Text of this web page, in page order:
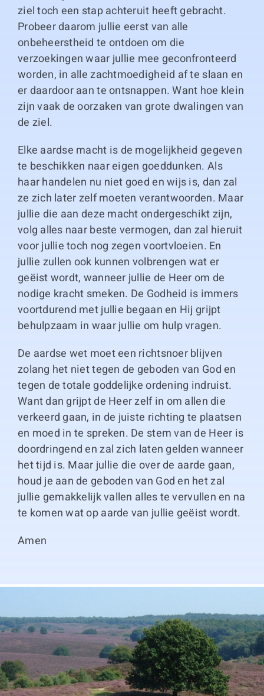
ziel toch een stap achteruit heeft gebracht.
Probeer daarom jullie eerst van alle
onbeheerstheid te ontdoen om die
verzoekingen waar jullie mee geconfronteerd
worden, in alle zachtmoedigheid af te slaan en
er daardoor aan te ontsnappen. Want hoe klein
zijn vaak de oorzaken van grote dwalingen van
de ziel.
Elke aardse macht is de mogelijkheid gegeven
te beschikken naar eigen goeddunken. Als
haar handelen nu niet goed en wijs is, dan zal
ze zich later zelf moeten verantwoorden. Maar
jullie die aan deze macht ondergeschikt zijn,
volg alles naar beste vermogen, dan zal hieruit
voor jullie toch nog zegen voortvloeien. En
jullie zullen ook kunnen volbrengen wat er
geëist wordt, wanneer jullie de Heer om de
nodige kracht smeken. De Godheid is immers
voortdurend met jullie begaan en Hij grijpt
behulpzaam in waar jullie om hulp vragen.
De aardse wet moet een richtsnoer blijven
zolang het niet tegen de geboden van God en
tegen de totale goddelijke ordening indruist.
Want dan grijpt de Heer zelf in om allen die
verkeerd gaan, in de juiste richting te plaatsen
en moed in te spreken. De stem van de Heer is
doordringend en zal zich laten gelden wanneer
het tijd is. Maar jullie die over de aarde gaan,
houd je aan de geboden van God en het zal
jullie gemakkelijk vallen alles te vervullen en na
te komen wat op aarde van jullie geëist wordt.
Amen